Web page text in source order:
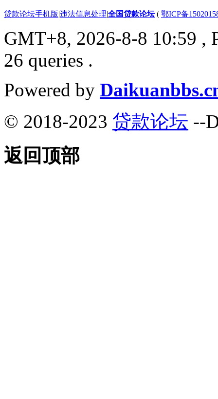
贷款论坛手机版|违法信息处理|全国贷款论坛( 鄂ICP备
GMT+8, 2026-8-8 10:59 ,
26 queries .
Powered by
© 2018-2023 贷款论坛 --
返回顶部